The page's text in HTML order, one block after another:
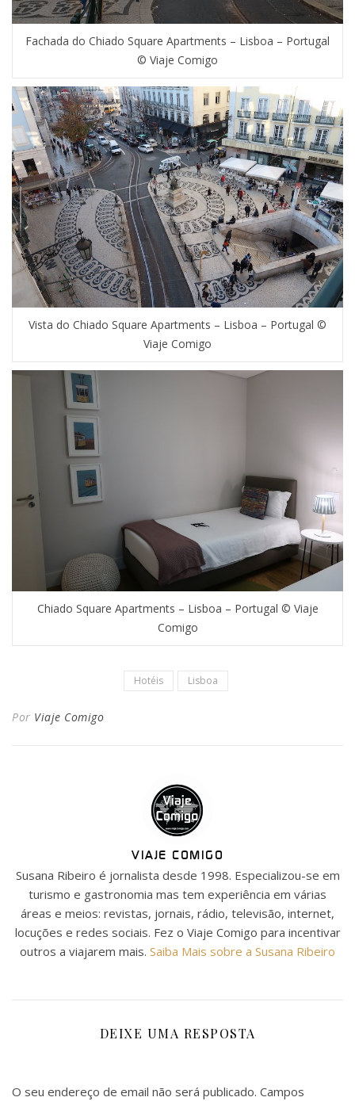
Fachada do Chiado Square Apartments – Lisboa – Portugal
© Viaje Comigo
Vista do Chiado Square Apartments – Lisboa – Portugal ©
Viaje Comigo
Chiado Square Apartments – Lisboa – Portugal © Viaje
Comigo
Hotéis Lisboa
Por Viaje Comigo
VIAJE COMIGO
Susana Ribeiro é jornalista desde 1998. Especializou-se em
turismo e gastronomia mas tem experiência em várias
áreas e meios: revistas, jornais, rádio, televisão, internet,
locuções e redes sociais. Fez o Viaje Comigo para incentivar
outros a viajarem mais. Saiba Mais sobre a Susana Ribeiro
DEIXE UMA RESPOSTA
O seu endereço de email não será publicado. Campos